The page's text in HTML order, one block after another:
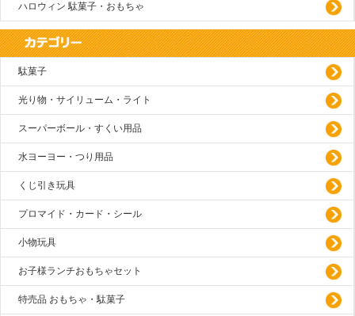
ハロウィン 駄菓子・おもちゃ
駄菓子
光り物・サイリューム・ライト
スーパーボール・すくい用品
水ヨーヨー・つり用品
くじ引き玩具
プロマイド・カード・シール
小物玩具
お子様ランチおもちゃセット
特売品 おもちゃ・駄菓子